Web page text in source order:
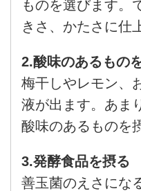
ものを選びます。
きさ、かたさに仕
2.酸味のあるもの
梅干しやレモン、
液が出ます。あま
酸味のあるものを
3.発酵食品を摂る
善玉菌のえさにな